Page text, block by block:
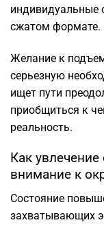
индивидуальные
сжатом формате.
Желание к
серьезную
ищет пути
приобщиться к
реальность.
Как увлечение
внимание к
Состояние
захватывающих